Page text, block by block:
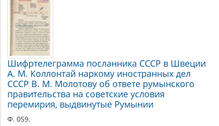
Шифртелеграмма посланника СССР в Швеции
А. М. Коллонтай наркому иностранных дел
СССР В. М. Молотову об ответе румынского
правительства на советские условия
перемирия, выдвинутые Румынии
Ф. 059.